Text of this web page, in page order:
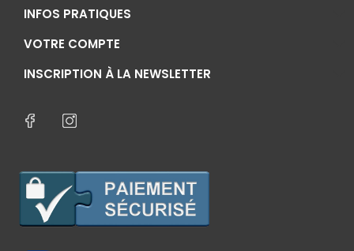
INFOS PRATIQUES
VOTRE COMPTE
INSCRIPTION À LA NEWSLETTER